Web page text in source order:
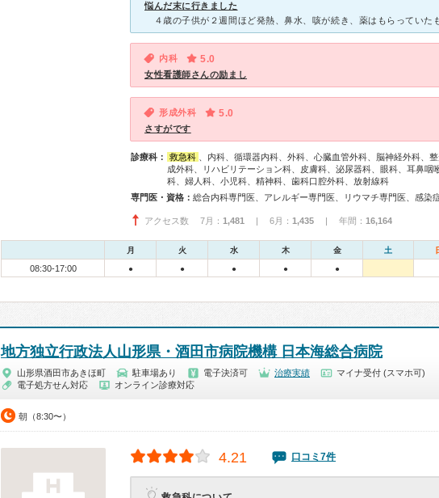
悩んだ末に行きました
内科 5.0
女性看護師さんの励まし
形成外科 5.0
さすがです
診療科： 救急科
、内科、循環器内科、外科、心臓血管外科、脳神経外科、
成外科、リハビリテーション科、皮膚科、泌尿器科、眼科、耳鼻咽
科、婦人科、小児科、精神科、歯科口腔外科、放射線科
専門医・資格：
アクセス数 7月： 1,481 | 6月： 1,435 | 年間： 16,164
月 火 水 木 金 土
08:30-17:00 ● ● ● ● ●
地方独立行政法人山形県・酒田市病院機構 日本海総合病院
山形県酒田市あきほ町 駐車場あり 電子決済可 治療実績
マイナ受付 (スマホ可)
電子処方せん対応
オンライン診療対応
朝（8:30〜）
4.21 口コミ7件